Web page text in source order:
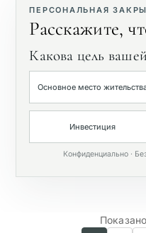
Первая линия
ПЕРСОНАЛЬНАЯ
Расскажите,
Какова цель
Основное место
Инвестиция
Конфиденциально ·